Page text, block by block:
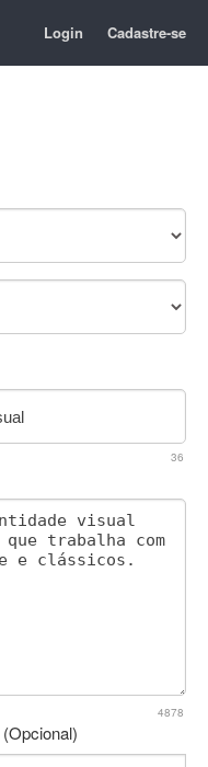
Login Cadastre-se
36
4878
(Opcional)